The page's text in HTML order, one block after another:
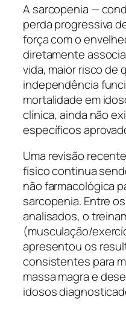
A sarcopenia —
perda progressiva
força com o
diretamente
vida, maior risco de
independência
mortalidade em
clínica, ainda não
específicos
Uma revisão
físico continua
não farmacológica
sarcopenia. Entre
analisados, o
(musculação/
apresentou os
consistentes para
massa magra e
idosos